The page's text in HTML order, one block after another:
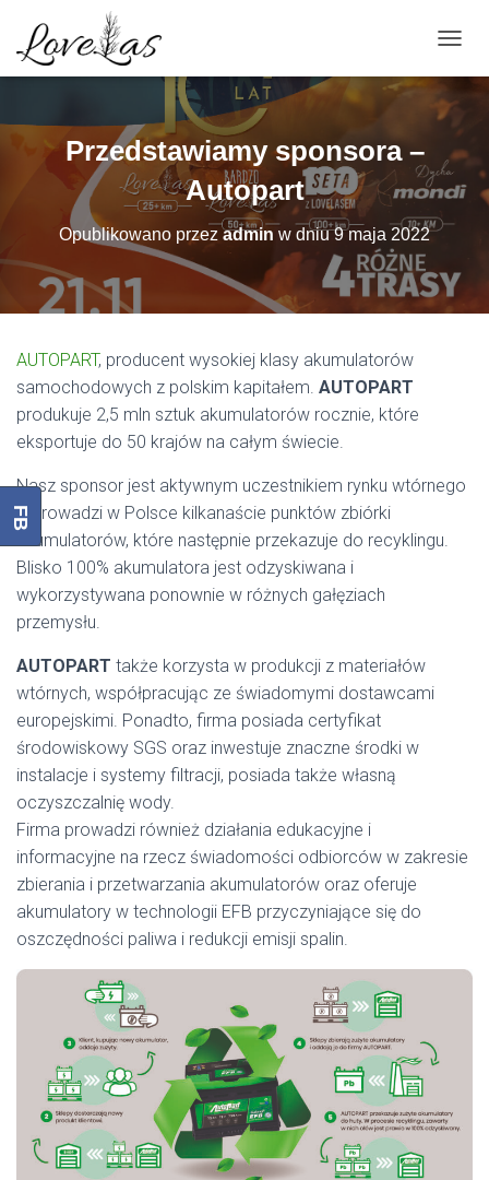
Przedstawiamy sponsora –
Autopart
Opublikowano przez admin w dniu9 maja 2022
AUTOPART, producent wysokiej klasy akumulatorów
samochodowych z polskim kapitałem. AUTOPART
produkuje 2,5 mln sztuk akumulatorów rocznie, które
eksportuje do 50 krajów na całym świecie.
Nasz sponsor jest aktywnym uczestnikiem rynku wtórnego
– prowadzi w Polsce kilkanaście punktów zbiórki
akumulatorów, które następnie przekazuje do recyklingu.
Blisko 100% akumulatora jest odzyskiwana i
wykorzystywana ponownie w różnych gałęziach
przemysłu.
AUTOPART także korzysta w produkcji z materiałów
wtórnych, współpracując ze świadomymi dostawcami
europejskimi. Ponadto, firma posiada certyfikat
środowiskowy SGS oraz inwestuje znaczne środki w
instalacje i systemy filtracji, posiada także własną
oczyszczalnię wody.
Firma prowadzi również działania edukacyjne i
informacyjne na rzecz świadomości odbiorców w zakresie
zbierania i przetwarzania akumulatorów oraz oferuje
akumulatory w technologii EFB przyczyniające się do
oszczędności paliwa i redukcji emisji spalin.
FB